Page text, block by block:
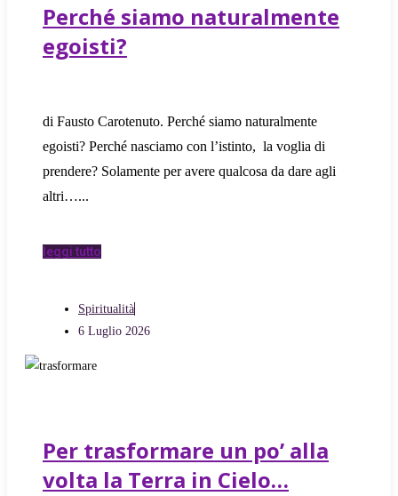
Perché siamo naturalmente
egoisti?
di Fausto Carotenuto. Perché siamo naturalmente
egoisti? Perché nasciamo con l’istinto, la voglia di
prendere? Solamente per avere qualcosa da dare agli
altri…
leggi tutto
Spiritualità
6 Luglio 2026
Per trasformare un po’ alla
volta la Terra in Cielo…